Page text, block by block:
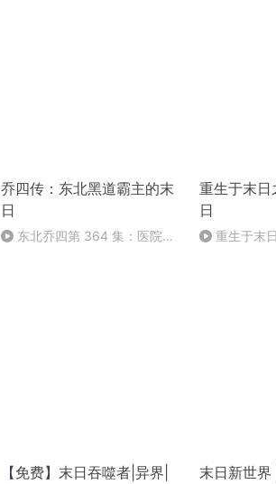
乔四传：东北黑道霸主的末
日
东北乔四第 364 集：医院里
重生于末日
日
重生于末
【免费】末日吞噬者|异界|
末日新世